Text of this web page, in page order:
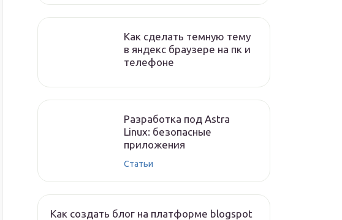
Как сделать темную тему
в яндекс браузере на пк и
телефоне
Разработка под Astra
Linux: безопасные
приложения
Статьи
Как создать блог на платформе blogspot